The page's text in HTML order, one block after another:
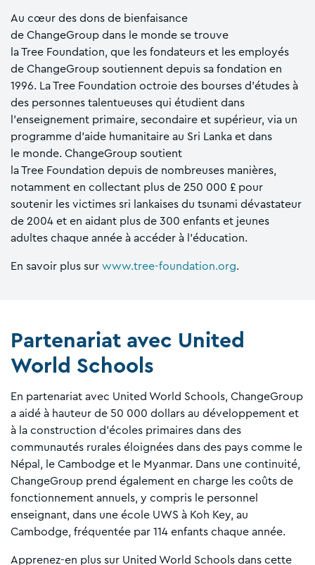
Au cœur des dons de bienfaisance
de ChangeGroup dans le monde se trouve
la Tree Foundation, que les fondateurs et les employés
de ChangeGroup soutiennent depuis sa fondation en
1996. La Tree Foundation octroie des bourses d'études à
des personnes talentueuses qui étudient dans
l'enseignement primaire, secondaire et supérieur, via un
programme d’aide humanitaire au Sri Lanka et dans
le monde. ChangeGroup soutient
la Tree Foundation depuis de nombreuses manières,
notamment en collectant plus de 250 000 £ pour
soutenir les victimes sri lankaises du tsunami dévastateur
de 2004 et en aidant plus de 300 enfants et jeunes
adultes chaque année à accéder à l'éducation.
En savoir plus sur www.tree-foundation.org.
Partenariat avec United
World Schools
En partenariat avec United World Schools, ChangeGroup
a aidé à hauteur de 50 000 dollars au développement et
à la construction d'écoles primaires dans des
communautés rurales éloignées dans des pays comme le
Népal, le Cambodge et le Myanmar. Dans une continuité,
ChangeGroup prend également en charge les coûts de
fonctionnement annuels, y compris le personnel
enseignant, dans une école UWS à Koh Key, au
Cambodge, fréquentée par 114 enfants chaque année.
Apprenez-en plus sur United World Schools dans cette